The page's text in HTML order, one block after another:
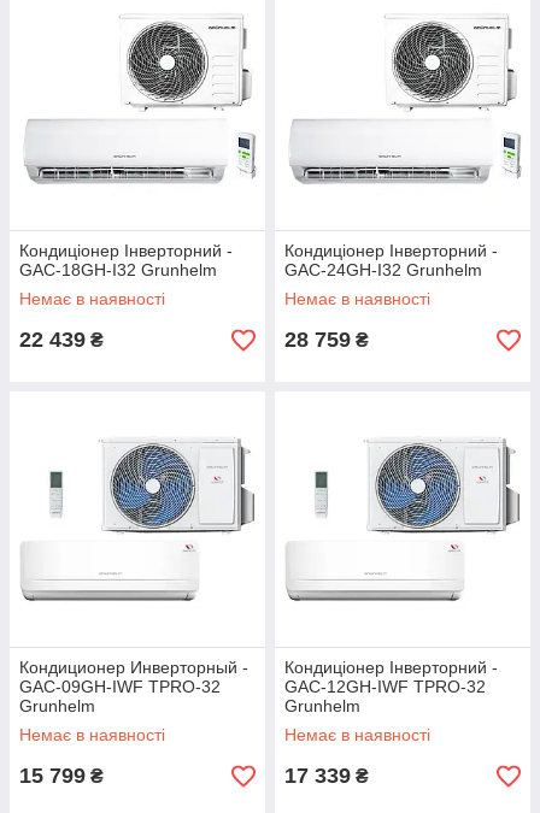
Кондиціонер Інверторний -
GAC-18GH-I32 Grunhelm
Немає в наявності
22 439 ₴
Кондиціонер Інверторний -
GAC-24GH-I32 Grunhelm
Немає в наявності
28 759 ₴
Кондиционер Инверторный -
GAC-09GH-IWF TPRO-32
Grunhelm
Немає в наявності
15 799 ₴
Кондиціонер Інверторний -
GAC-12GH-IWF TPRO-32
Grunhelm
Немає в наявності
17 339 ₴